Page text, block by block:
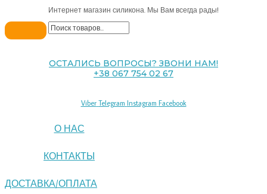
Интернет магазин силикона. Мы Вам всегда рады!
ОСТАЛИСЬ ВОПРОСЫ? ЗВОНИ НАМ!
+38 067 754 02 67
Viber Telegram Instagram Facebook
О НАС
КОНТАКТЫ
ДОСТАВКА/ОПЛАТА